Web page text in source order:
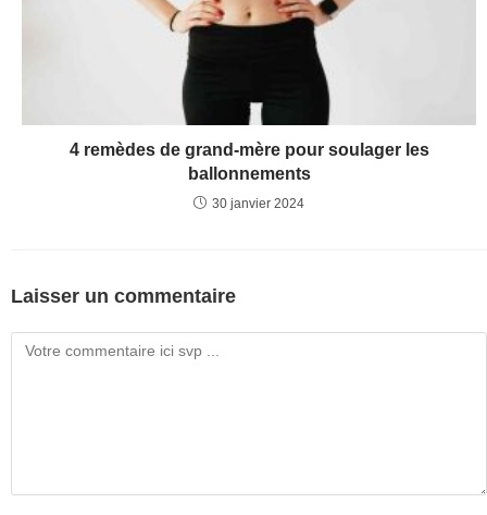
4 remèdes de grand-mère pour soulager les
ballonnements
30 janvier 2024
Laisser un commentaire